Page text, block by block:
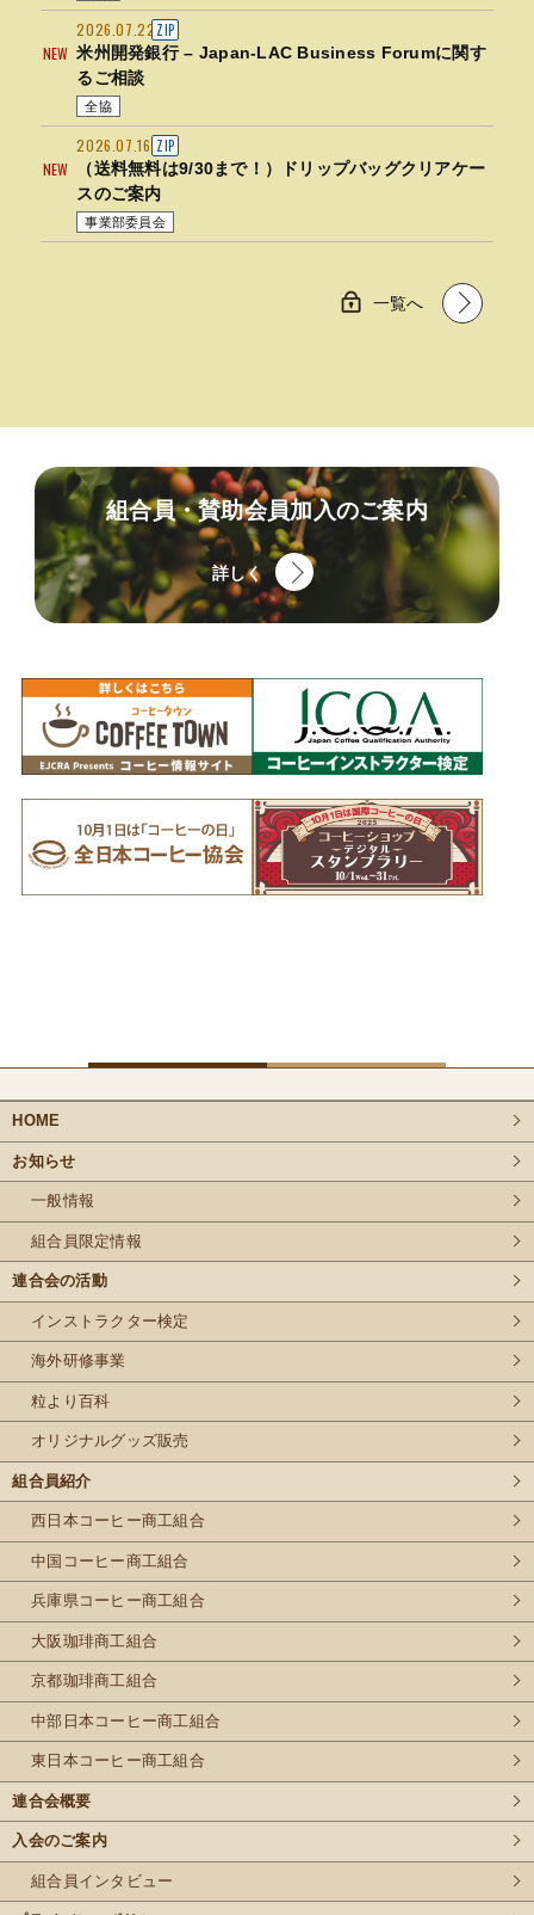
NEW
2026.07.22 ZIP
米州開発銀行 – Japan-LAC Business Forumに関す
るご相談
全協
NEW
2026.07.16 ZIP
（送料無料は9/30まで！）ドリップバッグクリアケー
スのご案内
事業部委員会
一覧へ
組合員・賛助会員加入のご案内
詳しく
HOME
お知らせ
一般情報
組合員限定情報
連合会の活動
インストラクター検定
海外研修事業
粒より百科
オリジナルグッズ販売
組合員紹介
西日本コーヒー商工組合
中国コーヒー商工組合
兵庫県コーヒー商工組合
大阪珈琲商工組合
京都珈琲商工組合
中部日本コーヒー商工組合
東日本コーヒー商工組合
連合会概要
入会のご案内
組合員インタビュー